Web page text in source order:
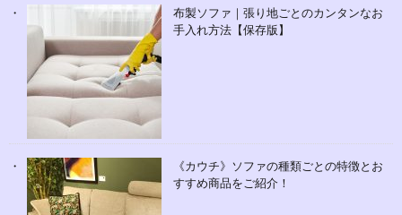
布製ソファ｜張り地ごとのカンタンなお
手入れ方法【保存版】
《カウチ》ソファの種類ごとの特徴とお
すすめ商品をご紹介！